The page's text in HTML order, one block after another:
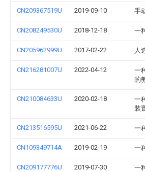
CN209367519U 2019-09-10 手
CN208249530U 2018-12-18 一
CN205962999U 2017-02-22 人
CN216281007U 2022-04-12
一
的
CN210084633U 2020-02-18
一
装
CN213516595U 2021-06-22 一
CN109349714A 2019-02-19 一
CN209177776U 2019-07-30 一